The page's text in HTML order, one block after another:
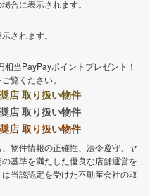
合に表示されます。
されます。
相当PayPayポイントプレゼント！
ご覧ください。
店 取り扱い物件
店 取り扱い物件
店 取り扱い物件
物件情報の正確性、法令遵守、ヤ
基準を満たした優良な店舗運営を
当該認定を受けた不動産会社の取